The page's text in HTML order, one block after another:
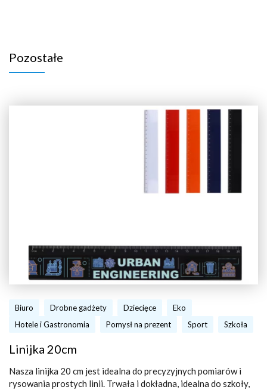
Pozostałe
Biuro Drobne gadżety Dziecięce
Eko
Hotele i Gastronomia
Pomysł na prezent Sport Szkoła
Linijka 20cm
Nasza linijka 20 cm jest idealna do precyzyjnych pomiarów i
rysowania prostych linii. Trwała i dokładna, idealna do szkoły,